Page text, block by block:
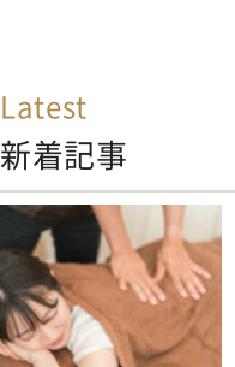
Latest
新着記事